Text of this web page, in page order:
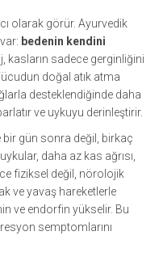
olarak görür. Ayurvedik
bedenin kendini
kasların sadece gerginliğini
doğal atık atma
desteklendiğinde daha
ve uykuyu derinleştirir.
bir gün sonra değil, birkaç
daha az kas ağrısı,
fiziksel değil, nörolojik
ve yavaş hareketlerle
ve endorfin yükselir. Bu
semptomlarını